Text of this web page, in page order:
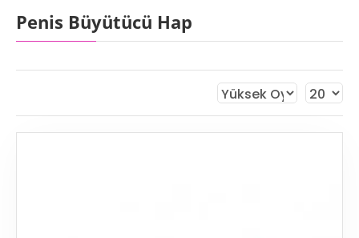
Penis Büyütücü Hap